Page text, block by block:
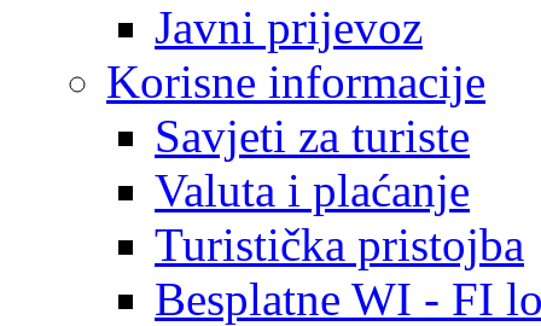
Javni prijevoz
Korisne informacije
Savjeti za turiste
Valuta i plaćanje
Turistička pristojba
Besplatne WI - FI